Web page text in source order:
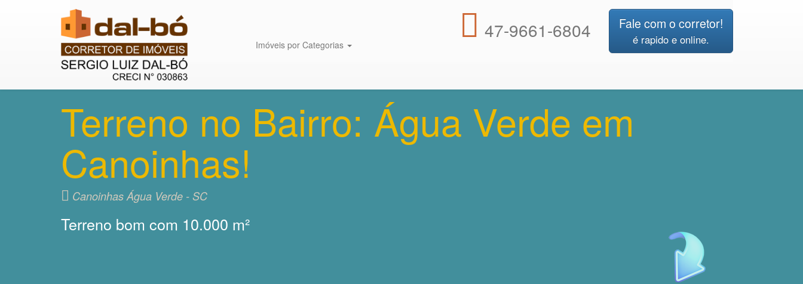
Imóveis por Categorias
47-9661-6804 Fale com o corretor!
é rapido e online.
Terreno no Bairro: Água Verde em
Canoinhas!
Canoinhas Água Verde - SC
Terreno bom com 10.000 m²